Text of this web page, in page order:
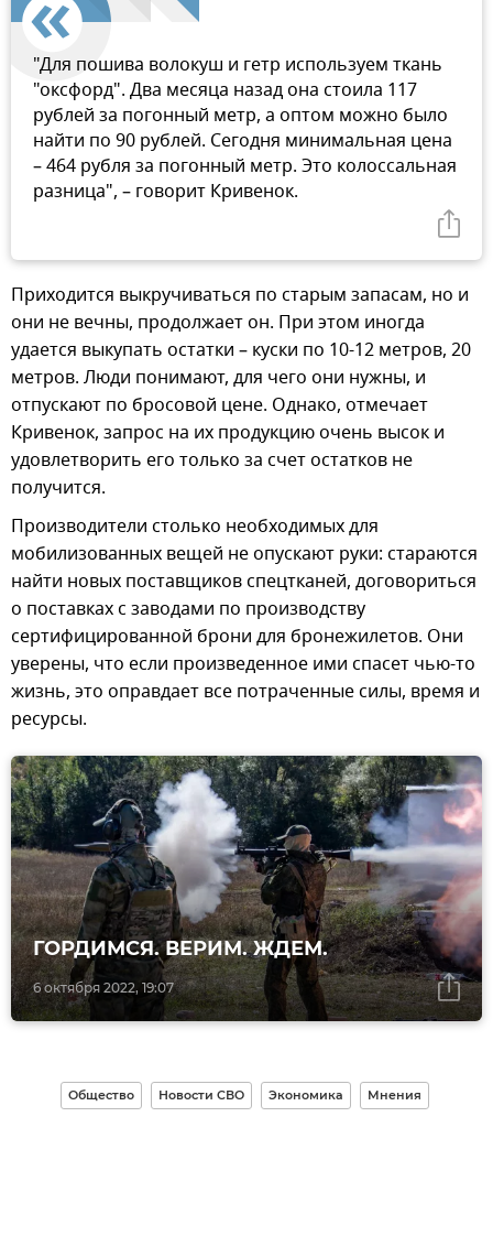
"Для пошива волокуш и гетр используем ткань
"оксфорд". Два месяца назад она стоила 117
рублей за погонный метр, а оптом можно было
найти по 90 рублей. Сегодня минимальная цена
– 464 рубля за погонный метр. Это колоссальная
разница", – говорит Кривенок.
Приходится выкручиваться по старым запасам, но и
они не вечны, продолжает он. При этом иногда
удается выкупать остатки – куски по 10-12 метров, 20
метров. Люди понимают, для чего они нужны, и
отпускают по бросовой цене. Однако, отмечает
Кривенок, запрос на их продукцию очень высок и
удовлетворить его только за счет остатков не
получится.
Производители столько необходимых для
мобилизованных вещей не опускают руки: стараются
найти новых поставщиков спецтканей, договориться
о поставках с заводами по производству
сертифицированной брони для бронежилетов. Они
уверены, что если произведенное ими спасет чью-то
жизнь, это оправдает все потраченные силы, время и
ресурсы.
6 октября 2022, 19:07
ГОРДИМСЯ. ВЕРИМ. ЖДЕМ.
Общество Новости СВО Экономика Мнения